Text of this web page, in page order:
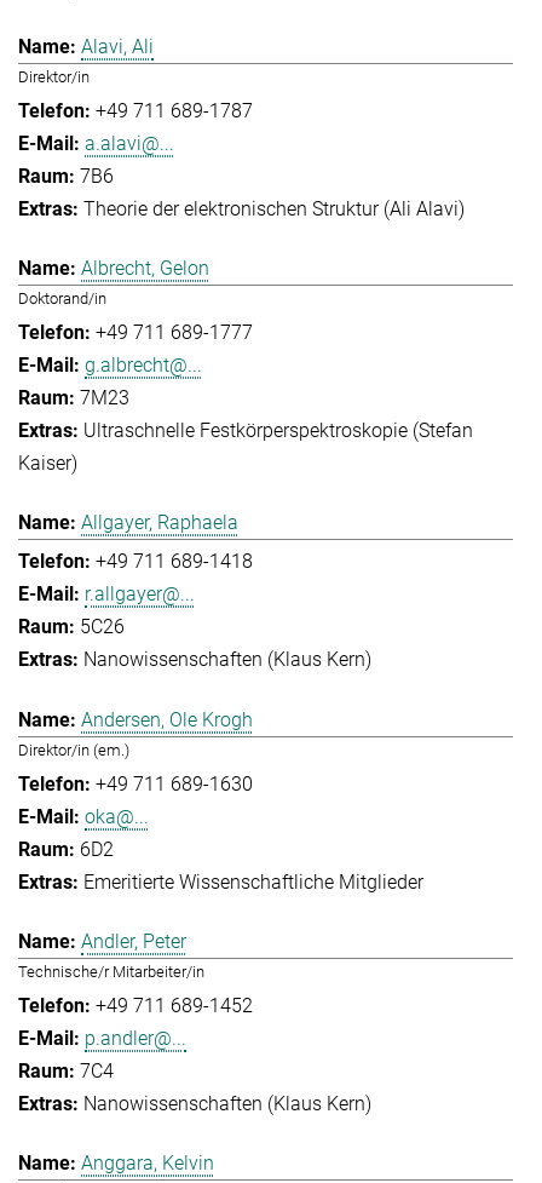
Alavi, Ali
Direktor/in
+49 711 689-1787
a.alavi@...
7B6
Theorie der elektronischen Struktur (Ali Alavi)
Albrecht, Gelon
Doktorand/in
+49 711 689-1777
g.albrecht@...
7M23
Ultraschnelle Festkörperspektroskopie (Stefan
Kaiser)
Allgayer, Raphaela
+49 711 689-1418
r.allgayer@...
5C26
Nanowissenschaften (Klaus Kern)
Andersen, Ole Krogh
Direktor/in (em.)
+49 711 689-1630
oka@...
6D2
Emeritierte Wissenschaftliche Mitglieder
Andler, Peter
Technische/r Mitarbeiter/in
+49 711 689-1452
p.andler@...
7C4
Nanowissenschaften (Klaus Kern)
Anggara, Kelvin